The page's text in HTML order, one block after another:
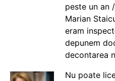
peste un an
Marian
eram
depunem
decontarea
Nu poate